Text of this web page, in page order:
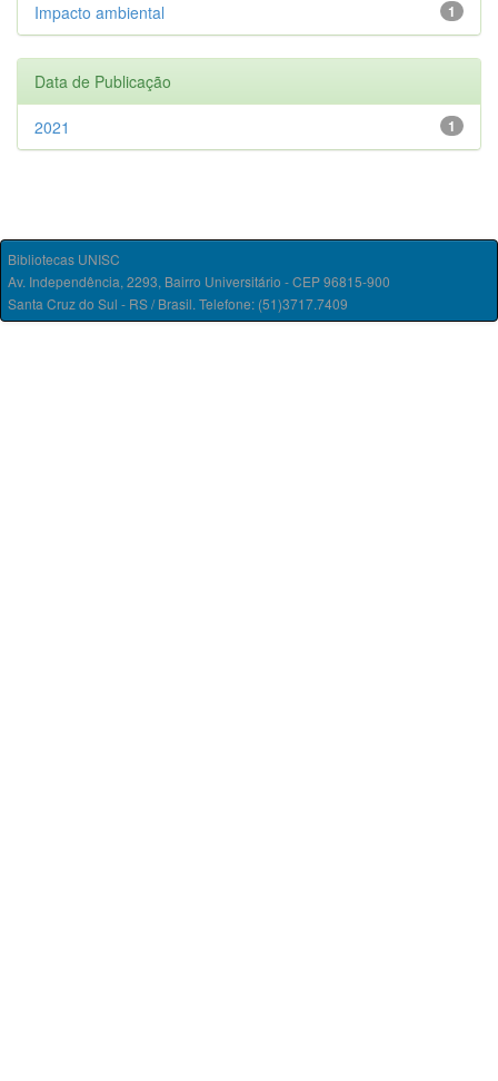
1
Impacto ambiental
Data de Publicação
1
2021
Bibliotecas UNISC
Av. Independência, 2293, Bairro Universitário - CEP 96815-900
Santa Cruz do Sul - RS / Brasil. Telefone: (51)3717.7409